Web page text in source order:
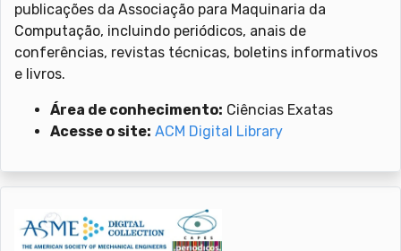
publicações da Associação para Maquinaria da
Computação, incluindo periódicos, anais de
conferências, revistas técnicas, boletins informativos
e livros.
Área de conhecimento: Ciências Exatas
Acesse o site: ACM Digital Library